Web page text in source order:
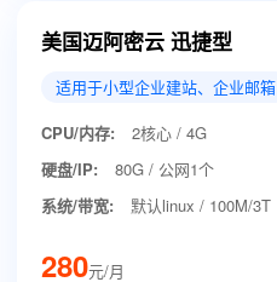
美国迈阿密云 迅捷型
适用于小型企业建站、企业邮箱
CPU/内存:
2核心 / 4G
硬盘/IP:
80G / 公网1个
系统/带宽:
默认linux / 100M/3T
280元/月